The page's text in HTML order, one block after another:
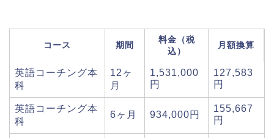
コース 期間
料金（税
込）
月額換算
英語コーチング本
科
12ヶ
月
1,531,000
円
127,583
円
英語コーチング本
科
6ヶ月 934,000円
155,667
円